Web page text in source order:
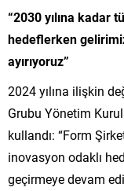
“2030 yılına kadar
hedeflerken
ayırıyoruz”
2024 yılına ilişkin
Grubu Yönetim
kullandı: “Form
inovasyon odaklı
geçirmeye devam